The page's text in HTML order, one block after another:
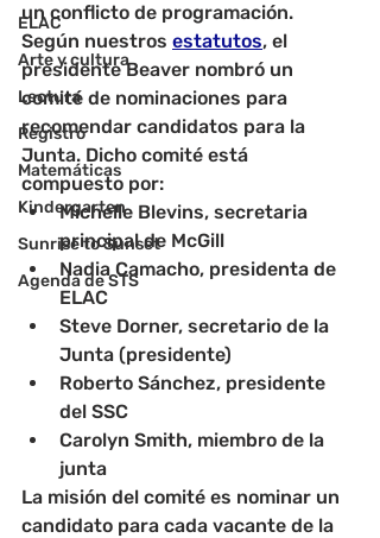
ELAC
Arte y cultura
Lectura
Registro
Matemáticas
Kindergarten
Sunrise to Sunset
Agenda de STS
un conflicto de programación.
Según nuestros estatutos, el
presidente Beaver nombró un
comité de nominaciones para
recomendar candidatos para la
Junta. Dicho comité está
compuesto por:
Michelle Blevins, secretaria
principal de McGill
Nadia Camacho, presidenta de
ELAC
Steve Dorner, secretario de la
Junta (presidente)
Roberto Sánchez, presidente
del SSC
Carolyn Smith, miembro de la
junta
La misión del comité es nominar un
candidato para cada vacante de la